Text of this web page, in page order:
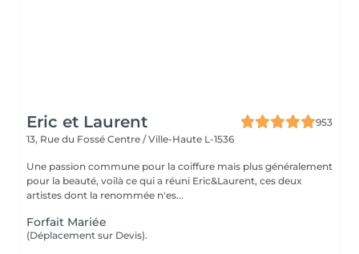
Eric et Laurent
953
13, Rue du Fossé Centre / Ville-Haute L-1536
Une passion commune pour la coiffure mais plus généralement
pour la beauté, voilà ce qui a réuni Eric&Laurent, ces deux
artistes dont la renommée n'es...
Forfait Mariée
(Déplacement sur Devis).